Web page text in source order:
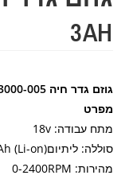
3AH
גוזם גדר חיה Hunter 103000-005
מפרט
מתח עבודה: 18v
סוללה: ליתיום(18v ,3Ah (Li-on
מהירות: 0-2400RPM